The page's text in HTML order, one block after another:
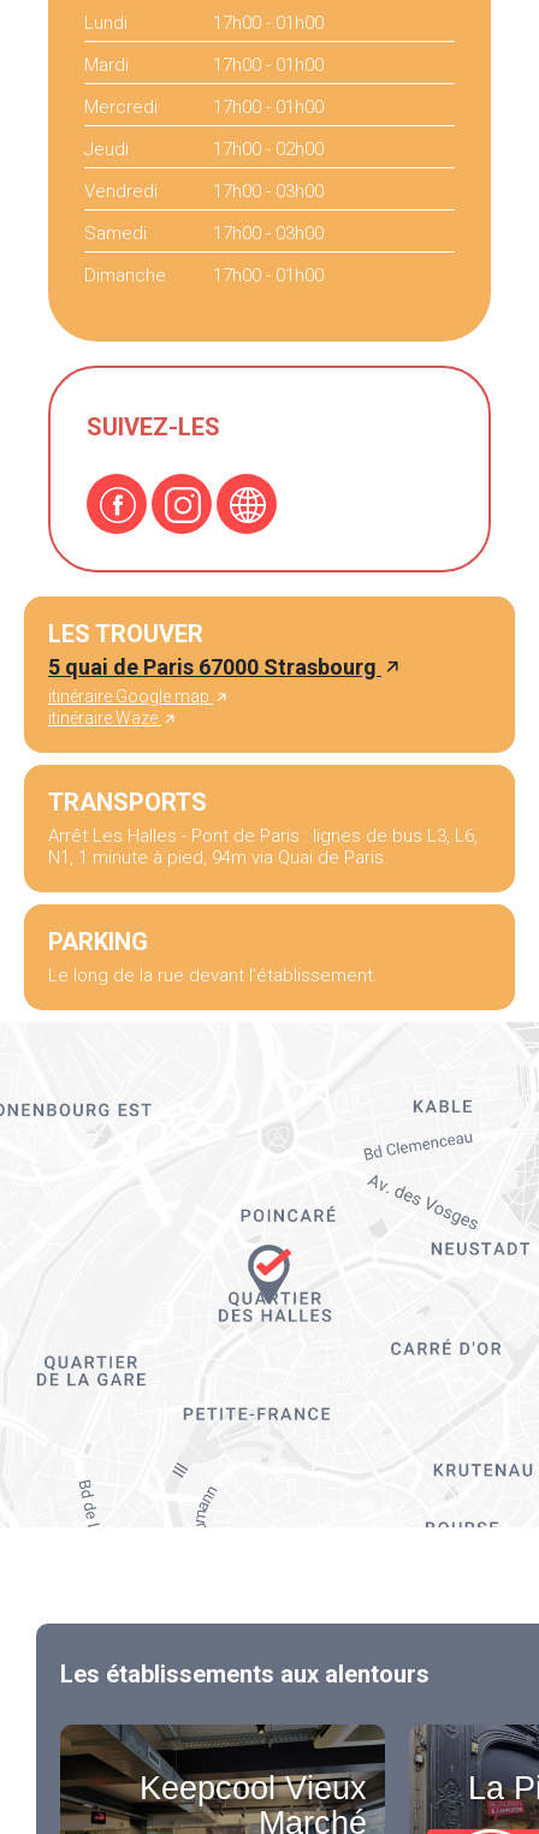
Lundi
17h00 - 01h00
Mardi
17h00 - 01h00
Mercredi
17h00 - 01h00
Jeudi
17h00 - 02h00
Vendredi
17h00 - 03h00
Samedi
17h00 - 03h00
Dimanche
17h00 - 01h00
SUIVEZ-LES
LES TROUVER
5 quai de Paris 67000 Strasbourg
itinéraire Google map
itinéraire Waze
TRANSPORTS
Arrêt Les Halles - Pont de Paris : lignes de bus L3, L6,
N1, 1 minute à pied, 94m via Quai de Paris.
PARKING
Le long de la rue devant l'établissement.
Les établissements aux alentours
Keepcool Vieux
Marché
La